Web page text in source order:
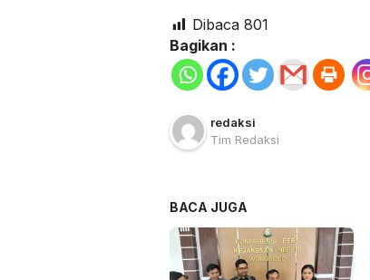
Dibaca 801
Bagikan :
redaksi
Tim Redaksi
BACA JUGA